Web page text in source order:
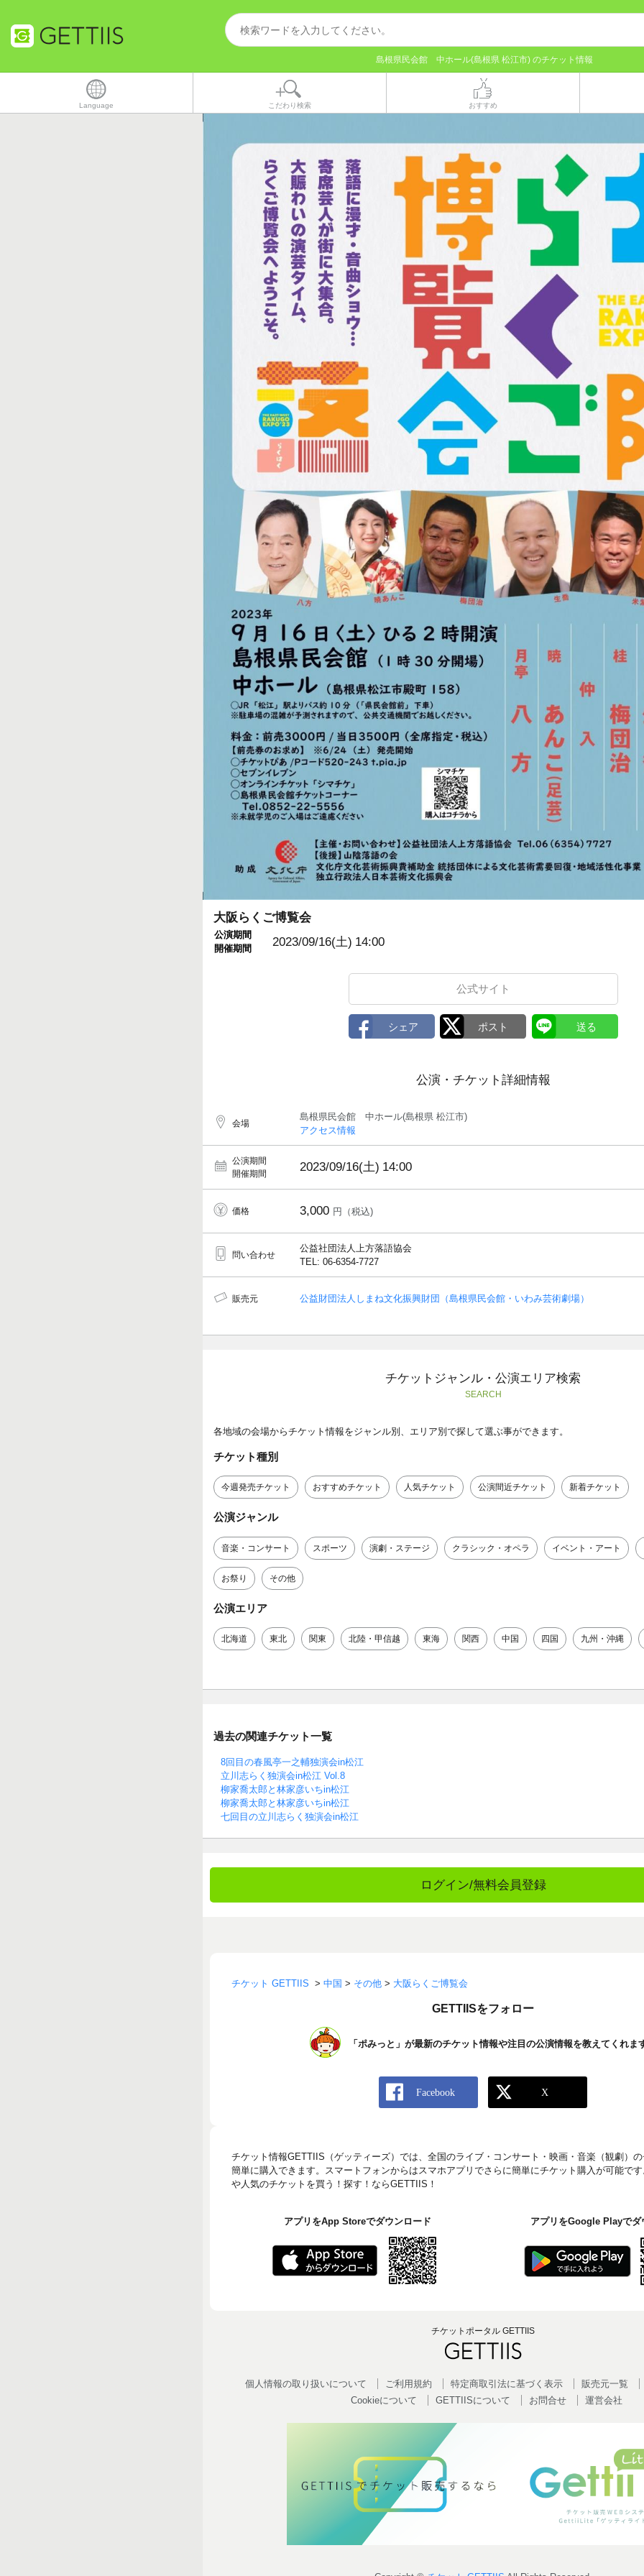
島根県民会館 中ホール(島根県 松江市) のチケット情報
Language こだわり検索 おすすめ
大阪らくご博覧会
公演期間
開催期間
2023/09/16(土) 14:00
公式サイト
公演・チケット詳細情報
会場
島根県民会館 中ホール(島根県 松江市)
アクセス情報
公演期間
開催期間
2023/09/16(土) 14:00
価格 3,000 円（税込)
問い合わせ
公益社団法人上方落語協会
TEL: 06-6354-7727
販売元 公益財団法人しまね文化振興財団（島根県民会館・いわみ芸術劇場）
チケットジャンル・公演エリア検索
SEARCH
各地域の会場からチケット情報をジャンル別、エリア別で探して選ぶ事ができます。
チケット種別
今週発売チケット おすすめチケット 人気チケット 公演間近チケット 新着チケット
公演ジャンル
音楽・コンサート スポーツ 演劇・ステージ クラシック・オペラ イベント・アート
お祭り その他
公演エリア
北海道 東北 関東 北陸・甲信越 東海 関西 中国 四国 九州・沖縄
過去の関連チケット一覧
8回目の春風亭一之輔独演会in松江
立川志らく独演会in松江 Vol.8
柳家喬太郎と林家彦いちin松江
柳家喬太郎と林家彦いちin松江
七回目の立川志らく独演会in松江
ログイン/無料会員登録
チケット GETTIIS > 中国 > その他 > 大阪らくご博覧会
GETTIISをフォロー
「ポみっと」が最新のチケット情報や注目の公演情報を教えてくれま
チケット情報GETTIIS（ゲッティーズ）では、全国のライブ・コンサート・映画・音楽（観劇）
簡単に購入できます。スマートフォンからはスマホアプリでさらに簡単にチケット購入が可能で
や人気のチケットを買う！探す！ならGETTIIS！
アプリをApp Storeでダウンロード アプリをGoogle Playでダ
チケットポータル GETTIIS
個人情報の取り扱いについて ご利用規約 特定商取引法に基づく表示
販売元一覧
Cookieについて
GETTIISについて お問合せ 運営会社